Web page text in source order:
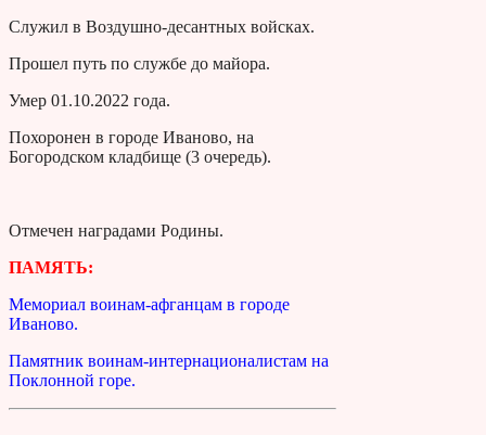
Служил в Воздушно-десантных войсках.
Прошел путь по службе до майора.
Умер 01.10.2022 года.
Похоронен в городе Иваново, на
Богородском кладбище (3 очередь).
Отмечен наградами Родины.
ПАМЯТЬ:
Мемориал воинам-афганцам в городе
Иваново.
Памятник воинам-интернационалистам на
Поклонной горе.